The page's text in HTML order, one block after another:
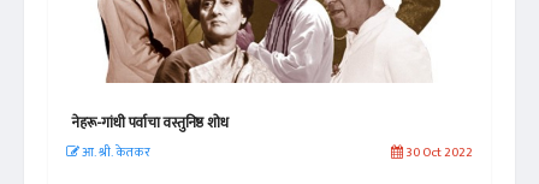
नेहरू-गांधी पर्वाचा वस्तुनिष्ठ शोध
आ. श्री. केतकर 30 Oct 2022